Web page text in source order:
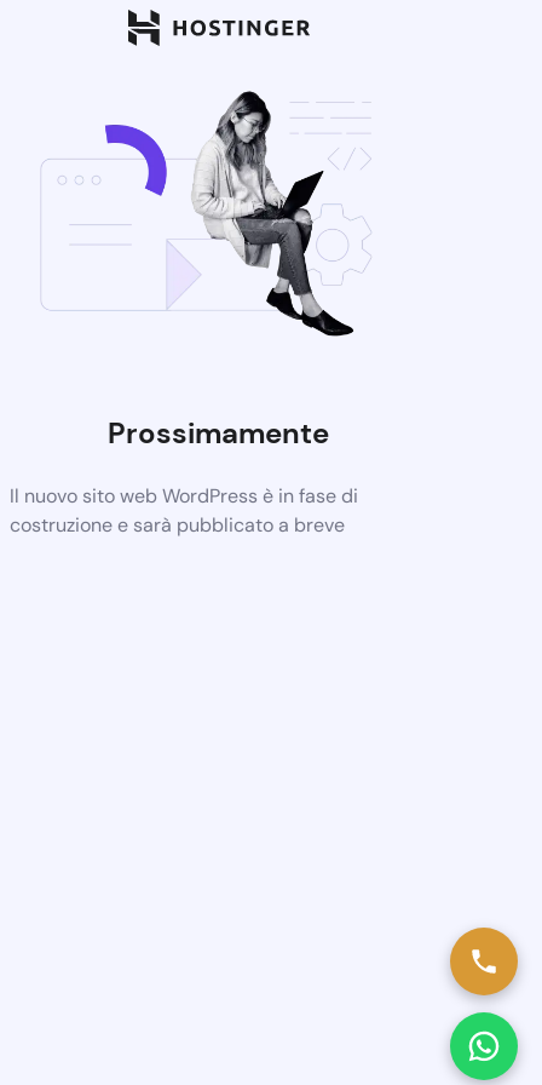
Prossimamente
Il nuovo sito web WordPress è in fase di
costruzione e sarà pubblicato a breve